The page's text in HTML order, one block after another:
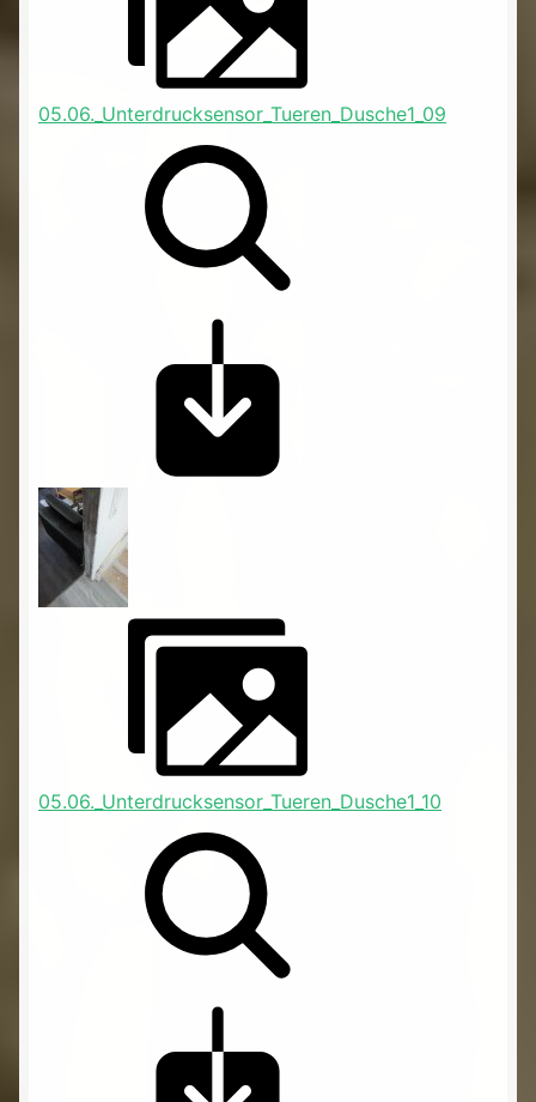
05.06._Unterdrucksensor_Tueren_Dusche1_09
05.06._Unterdrucksensor_Tueren_Dusche1_10